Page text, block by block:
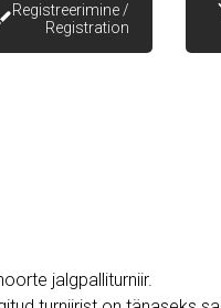
Registreerimine /
Registration
jalgpalliturniir.